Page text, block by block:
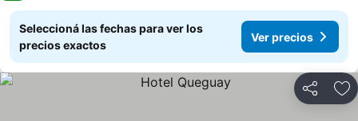
Seleccioná las fechas para ver los
precios exactos
Ver precios
Compartir